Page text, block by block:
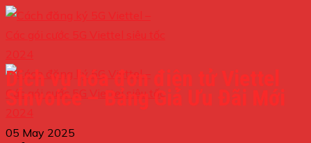
Skip
to
content
Dịch vụ hóa đơn điện tử Viettel
SInvoice – Bảng Giá Ưu Đãi Mới
05 May 2025